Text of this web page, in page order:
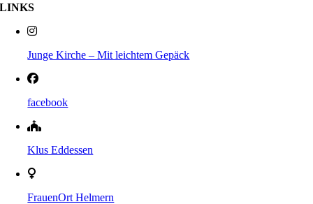
LINKS
Junge Kirche – Mit leichtem Gepäck
facebook
Klus Eddessen
FrauenOrt Helmern